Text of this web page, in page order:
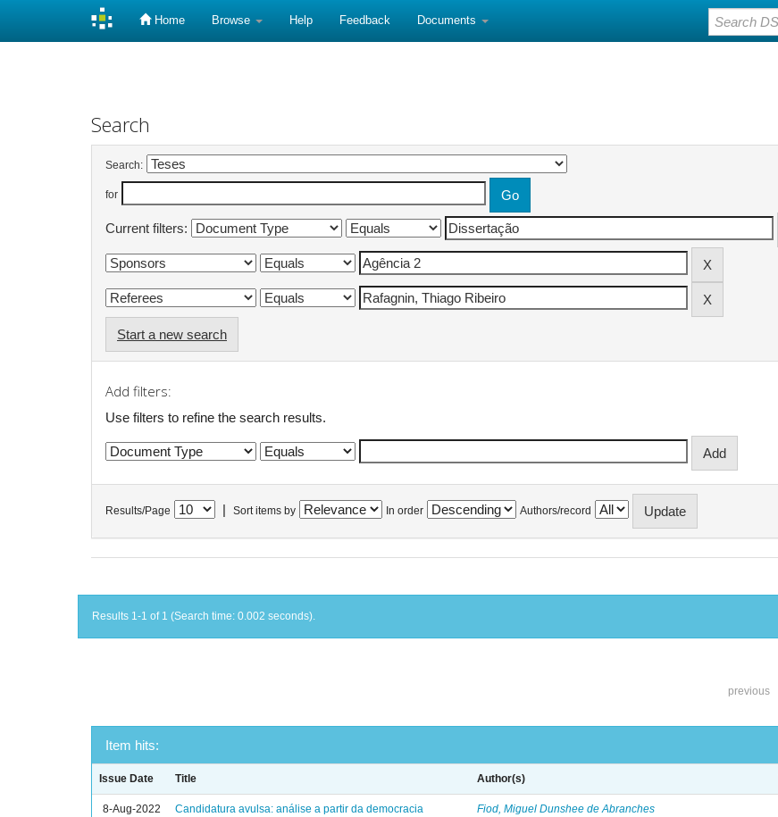
Home Browse Help Feedback Documents
Search
Search:
for
Current filters:
Start a new search
Add filters:
Use filters to refine the search results.
Results/Page Sort items by In order Authors/record
Results 1-1 of 1 (Search time: 0.002 seconds).
previous
Item hits:
Issue Date Title Author(s)
8-Aug-2022
Candidatura avulsa: análise a partir da democracia
Fiod, Miguel Dunshee de Abranches